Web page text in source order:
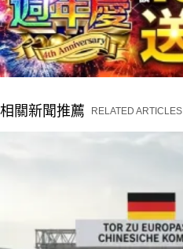
相關新聞推薦 RELATED ARTICLES